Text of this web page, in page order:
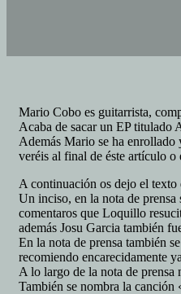
Mario Cobo es guitarrista,
Acaba de sacar un EP titulado
Además Mario se ha
veréis al final de éste artículo
A continuación os dejo el texto
Un inciso, en la nota de
comentaros que Loquillo
además Josu Garcia también
En la nota de prensa también
recomiendo encarecidamente
A lo largo de la nota de prensa
También se nombra la